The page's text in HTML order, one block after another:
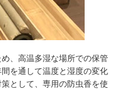
、高温多湿な場所での保管
を通して温度と湿度の変化
として、専用の防虫香を使